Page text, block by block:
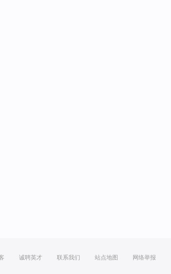
诚聘英才 联系我们 站点地图 网络举报